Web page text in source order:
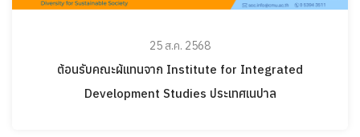
25 ส.ค. 2568
ต้อนรับคณะผ้แทนจาก Institute for Integrated
Development Studies ประเทศเนปาล